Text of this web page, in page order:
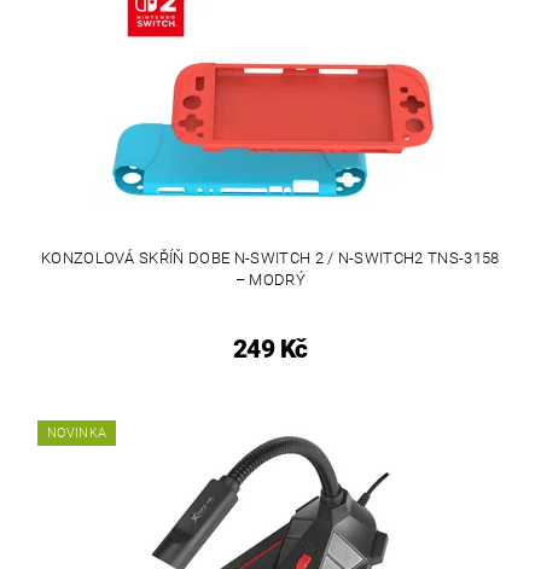
KONZOLOVÁ SKŘÍŇ DOBE N-SWITCH 2 / N-SWITCH2 TNS-3158
– MODRÝ
249 Kč
NOVINKA